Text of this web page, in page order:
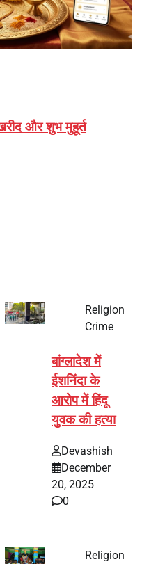
और शुभ मुहूर्त
Religion
Crime
बांग्लादेश में
ईशनिंदा के
आरोप में हिंदू
युवक की हत्या
Devashish
December
20, 2025
0
Religion